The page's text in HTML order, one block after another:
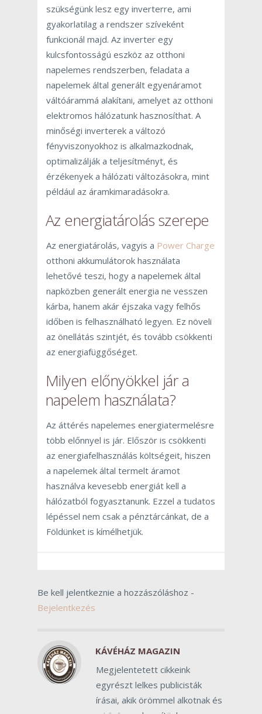
szükségünk lesz egy inverterre, ami
gyakorlatilag a rendszer szíveként
funkcionál majd. Az inverter egy
kulcsfontosságú eszköz az otthoni
napelemes rendszerben, feladata a
napelemek által generált egyenáramot
váltóárammá alakítani, amelyet az otthoni
elektromos hálózatunk hasznosíthat. A
minőségi inverterek a változó
fényviszonyokhoz is alkalmazkodnak,
optimalizálják a teljesítményt, és
érzékenyek a hálózati változásokra, mint
például az áramkimaradásokra.
Az energiatárolás szerepe
Az energiatárolás, vagyis a Power Charge
otthoni akkumulátorok használata
lehetővé teszi, hogy a napelemek által
napközben generált energia ne vesszen
kárba, hanem akár éjszaka vagy felhős
időben is felhasználható legyen. Ez növeli
az önellátás szintjét, és tovább csökkenti
az energiafüggőséget.
Milyen előnyökkel jár a
napelem használata?
Az áttérés napelemes energiatermelésre
több előnnyel is jár. Először is csökkenti
az energiafelhasználás költségeit, hiszen
a napelemek által termelt áramot
használva kevesebb energiát kell a
hálózatból fogyasztanunk. Ezzel a tudatos
lépéssel nem csak a pénztárcánkat, de a
Földünket is kímélhetjük.
Be kell jelentkeznie a hozzászóláshoz -
Bejelentkezés
KÁVÉHÁZ MAGAZIN
Megjelentetett cikkeink
egyrészt lelkes publicisták
írásai, akik örömmel alkotnak és